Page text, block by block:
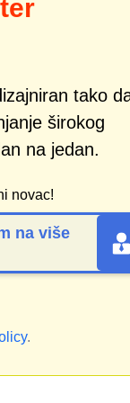
tako
širokog
na jedan.
novac!
na više
.